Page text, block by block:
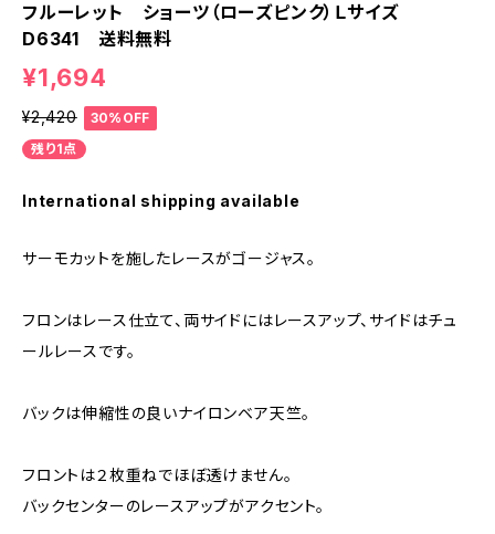
フルーレット ショーツ（ローズピンク）Ｌサイズ
D6341 送料無料
¥1,694
¥2,420
30%OFF
残り1点
International shipping available
サーモカットを施したレースがゴージャス。
フロンはレース仕立て、両サイドにはレースアップ、サイドはチュ
ールレースです。
バックは伸縮性の良いナイロンベア天竺。
フロントは２枚重ねでほぼ透けません。
バックセンターのレースアップがアクセント。